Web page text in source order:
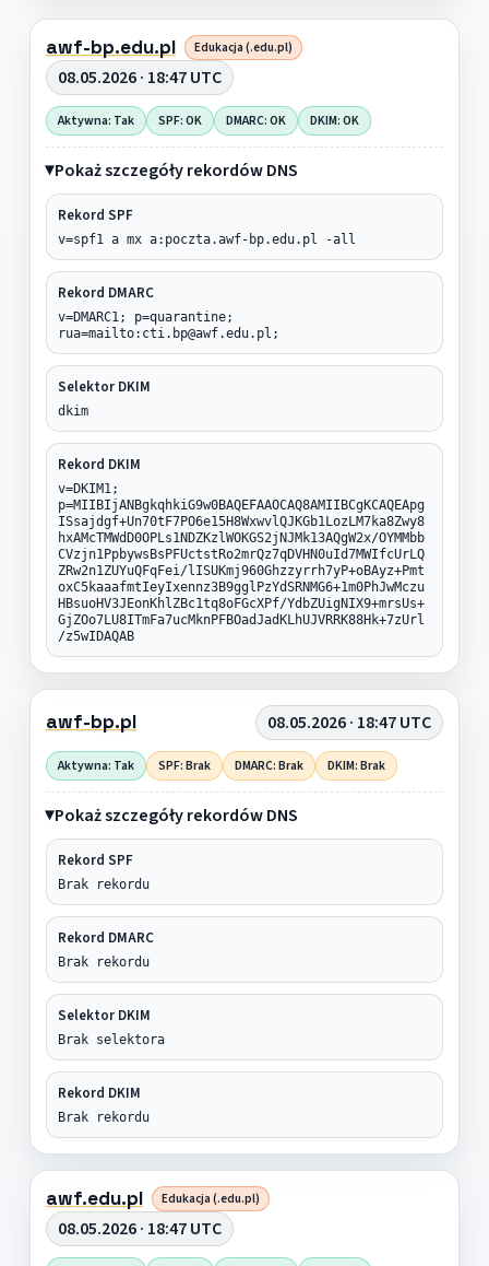
awf-bp.edu.pl Edukacja (.edu.pl)
08.05.2026 · 18:47 UTC
Aktywna: Tak SPF: OK DMARC: OK DKIM: OK
Pokaż szczegóły rekordów DNS
Rekord SPF
v=spf1 a mx a:poczta.awf-bp.edu.pl -all
Rekord DMARC
v=DMARC1; p=quarantine;
rua=mailto:cti.bp@awf.edu.pl;
Selektor DKIM
dkim
Rekord DKIM
v=DKIM1;
p=MIIBIjANBgkqhkiG9w0BAQEFAAOCAQ8AMIIBCgKCAQEApg
ISsajdgf+Un70tF7PO6e15H8WxwvlQJKGb1LozLM7ka8Zwy8
hxAMcTMWdD0OPLs1NDZKzlWOKGS2jNJMk13AQgW2x/OYMMbb
CVzjn1PpbywsBsPFUctstRo2mrQz7qDVHN0uId7MWIfcUrLQ
ZRw2n1ZUYuQFqFei/lISUKmj960Ghzzyrrh7yP+oBAyz+Pmt
oxC5kaaafmtIeyIxennz3B9gglPzYdSRNMG6+1m0PhJwMczu
HBsuoHV3JEonKhlZBc1tq8oFGcXPf/YdbZUigNIX9+mrsUs+
GjZOo7LU8ITmFa7ucMknPFBOadJadKLhUJVRRK88Hk+7zUrl
/z5wIDAQAB
awf-bp.pl 08.05.2026 · 18:47 UTC
Aktywna: Tak SPF: Brak DMARC: Brak DKIM: Brak
Pokaż szczegóły rekordów DNS
Rekord SPF
Brak rekordu
Rekord DMARC
Brak rekordu
Selektor DKIM
Brak selektora
Rekord DKIM
Brak rekordu
awf.edu.pl Edukacja (.edu.pl)
08.05.2026 · 18:47 UTC